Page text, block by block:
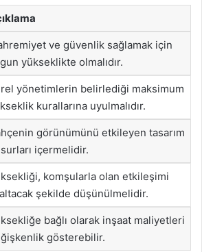
ve güvenlik sağlamak için
yükseklikte olmalıdır.
yönetimlerin belirlediği maksimum
kurallarına uyulmalıdır.
görünümünü etkileyen tasarım
içermelidir.
komşularla olan etkileşimi
şekilde düşünülmelidir.
bağlı olarak inşaat maliyetleri
gösterebilir.